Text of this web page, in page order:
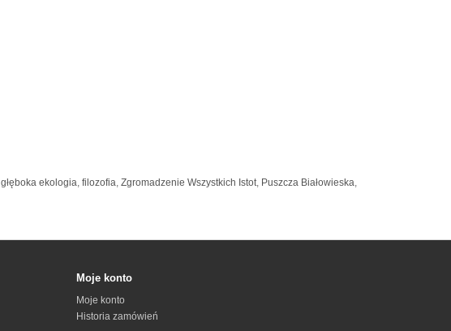
głęboka ekologia, filozofia, Zgromadzenie Wszystkich Istot, Puszcza Białowieska,
Moje konto
Moje konto
Historia zamówień